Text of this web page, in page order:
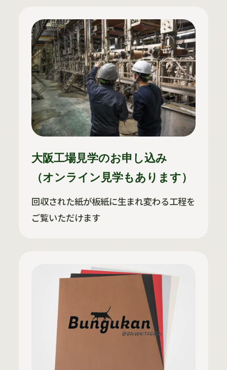
大阪工場見学のお申し込み
（オンライン見学もあります）
回収された紙が板紙に生まれ変わる工程を
ご覧いただけます